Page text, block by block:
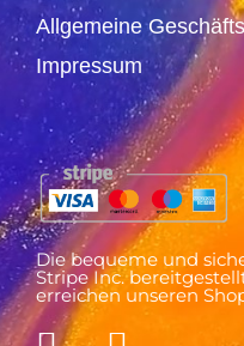
Allgemeine
Impressum
Die bequeme und
Stripe Inc.
erreichen unseren